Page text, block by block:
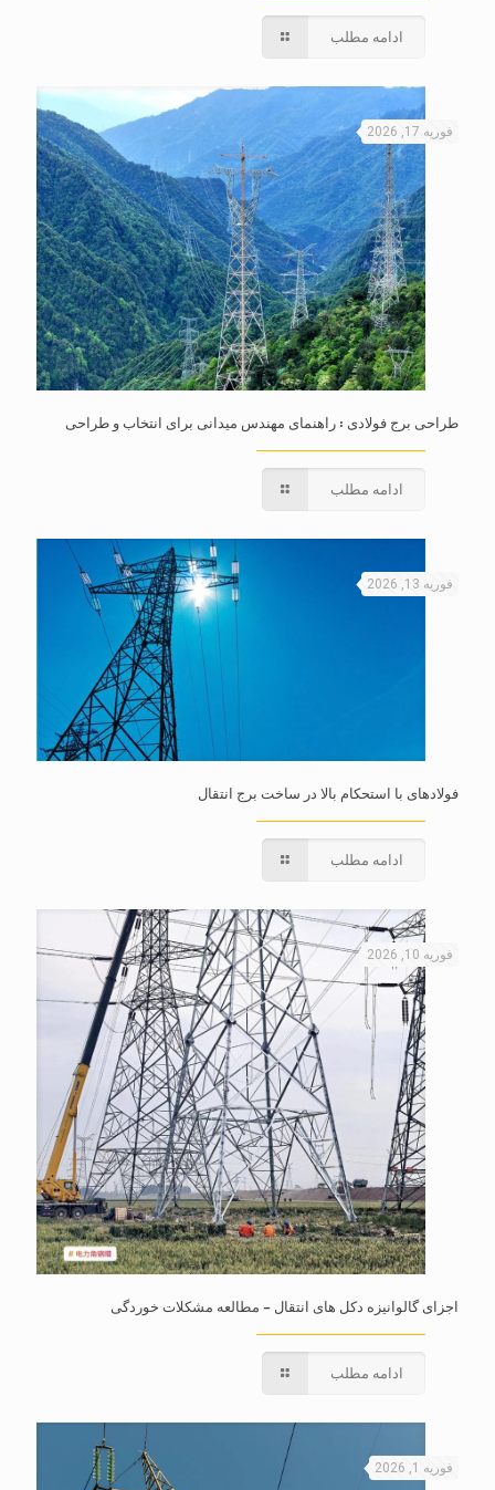
ادامه مطلب
فوریه 17, 2026
طراحی برج فولادی : راهنمای مهندس میدانی برای انتخاب و طراحی
ادامه مطلب
فوریه 13, 2026
فولادهای با استحکام بالا در ساخت برج انتقال
ادامه مطلب
فوریه 10, 2026
اجزای گالوانیزه دکل های انتقال – مطالعه مشکلات خوردگی
ادامه مطلب
فوریه 1, 2026